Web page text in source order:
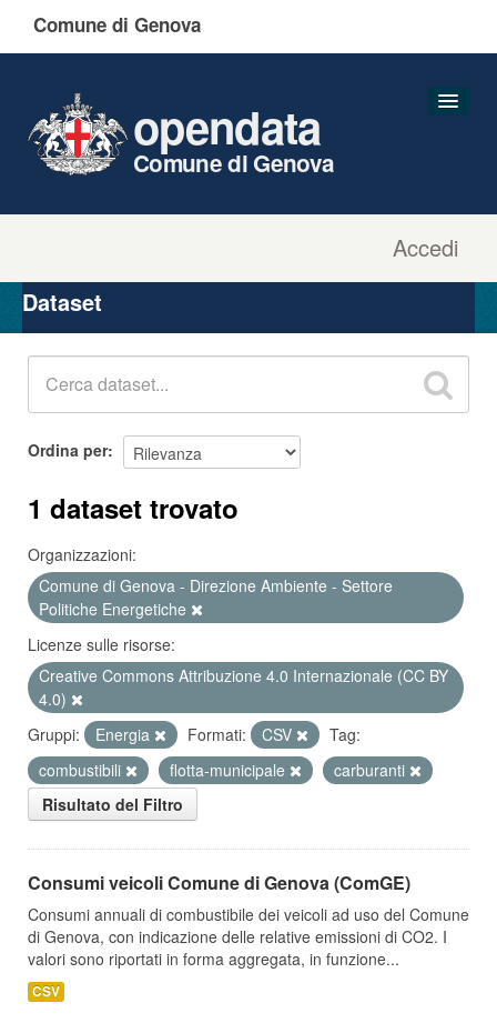
Comune di Genova
Accedi
opendata
Comune di Genova
Organizzazioni
Gruppi
Dataset
Ordina per
1 dataset trovato
Organizzazioni:
Comune di Genova - Direzione Ambiente - Settore
Politiche Energetiche
Licenze sulle risorse:
Creative Commons Attribuzione 4.0 Internazionale (CC BY
4.0)
Gruppi:
Energia Formati: CSV
Tag:
combustibili
flotta-municipale
carburanti
Risultato del Filtro
Consumi veicoli Comune di Genova (ComGE)
Consumi annuali di combustibile dei veicoli ad uso del Comune
di Genova, con indicazione delle relative emissioni di CO2. I
valori sono riportati in forma aggregata, in funzione...
CSV